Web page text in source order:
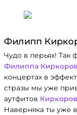
Филипп
Чудо в перьях! Так
Филиппа
концертах в
стразы мы уже
аутфитов
Наверняка ты уже